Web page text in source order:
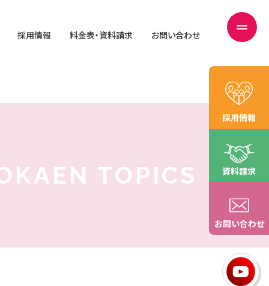
採用情報 料金表・資料請求 お問い合わせ
採用情報
資料請求
お問い合わせ
TOPICS